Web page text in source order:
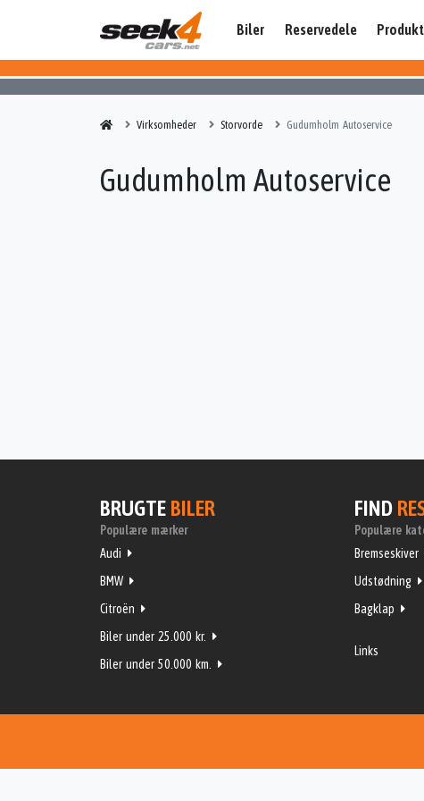
Biler Reservedele
Virksomheder Storvorde Gudumholm Autoservice
Gudumholm Autoservice
BRUGTE BILER
Populære mærker
Audi
BMW
Citroën
Biler under 25.000 kr.
Biler under 50.000 km.
FIND
Populære
Bremseskiver
Udstødning
Bagklap
Links